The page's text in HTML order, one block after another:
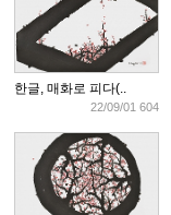
한글, 매화로 피다(..
22/09/01 604